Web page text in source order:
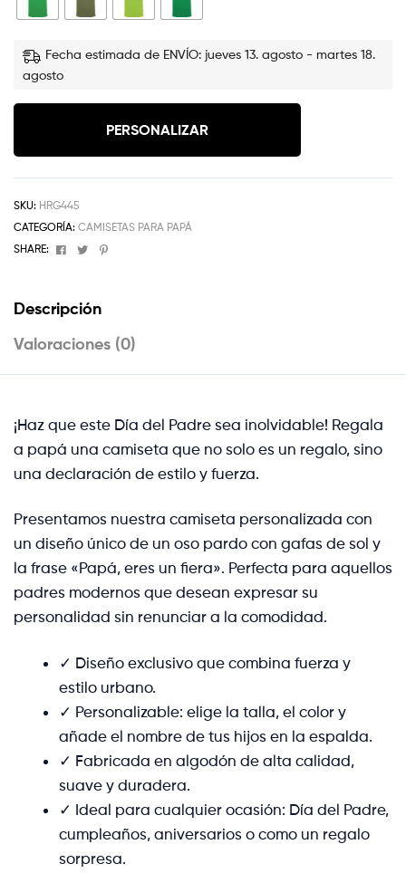
Fecha estimada de ENVÍO: jueves 13. agosto - martes 18.
agosto
PERSONALIZAR
SKU: HRG445
CATEGORÍA: CAMISETAS PARA PAPÁ
SHARE:
Facebook
TwitterPinterest
Descripción
Valoraciones (0)
¡Haz que este Día del Padre sea inolvidable! Regala
a papá una camiseta que no solo es un regalo, sino
una declaración de estilo y fuerza.
Presentamos nuestra camiseta personalizada con
un diseño único de un oso pardo con gafas de sol y
la frase «Papá, eres un fiera». Perfecta para aquellos
padres modernos que desean expresar su
personalidad sin renunciar a la comodidad.
✓ Diseño exclusivo que combina fuerza y
estilo urbano.
✓ Personalizable: elige la talla, el color y
añade el nombre de tus hijos en la espalda.
✓ Fabricada en algodón de alta calidad,
suave y duradera.
✓ Ideal para cualquier ocasión: Día del Padre,
cumpleaños, aniversarios o como un regalo
sorpresa.